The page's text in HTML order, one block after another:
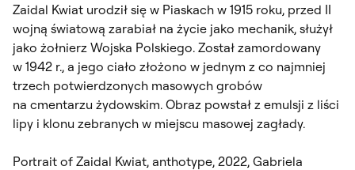
Zaidal Kwiat urodził się w Piaskach w 1915 roku, przed II
wojną światową zarabiał na życie jako mechanik, służył
jako żołnierz Wojska Polskiego. Został zamordowany
w 1942 r., a jego ciało złożono w jednym z co najmniej
trzech potwierdzonych masowych grobów
na cmentarzu żydowskim. Obraz powstał z emulsji z liści
lipy i klonu zebranych w miejscu masowej zagłady.
Portrait of Zaidal Kwiat, anthotype, 2022, Gabriela